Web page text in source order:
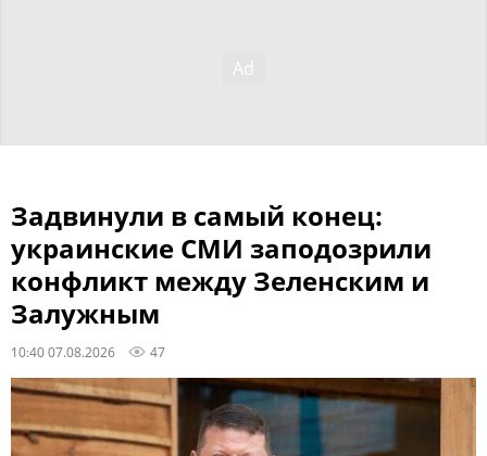
Задвинули в самый конец:
украинские СМИ заподозрили
конфликт между Зеленским и
Залужным
10:40 07.08.2026 47